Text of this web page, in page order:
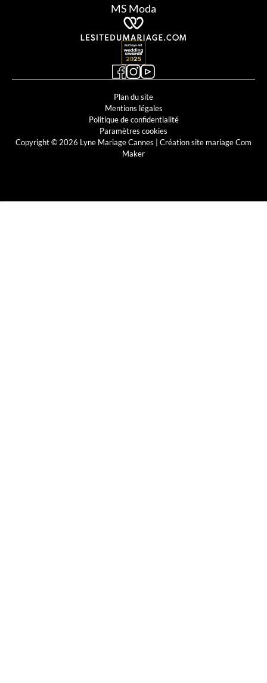
MS Moda
Plan du site
Mentions légales
Politique de confidentialité
Paramètres cookies
Copyright © 2026 Lyne Mariage Cannes | Création site mariage Com
Maker